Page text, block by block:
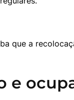
que a
e